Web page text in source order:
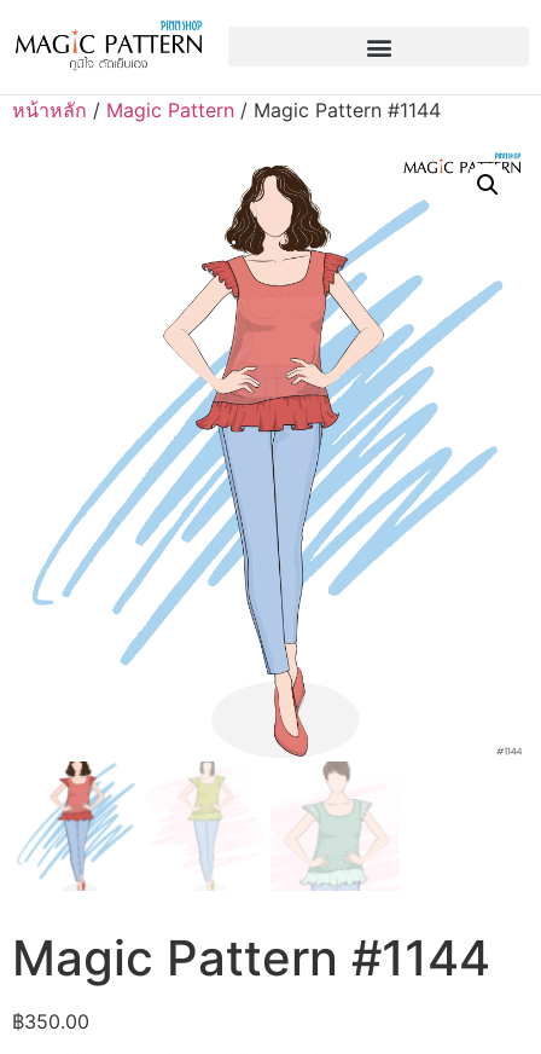
หน้าหลัก / Magic Pattern / Magic Pattern #1144
Magic Pattern #1144
฿350.00